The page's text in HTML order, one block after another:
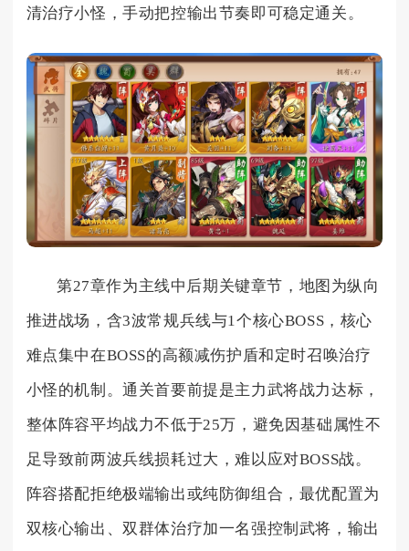
清治疗小怪，手动把控输出节奏即可稳定通关。
第27章作为主线中后期关键章节，地图为纵向
推进战场，含3波常规兵线与1个核心BOSS，核心
难点集中在BOSS的高额减伤护盾和定时召唤治疗
小怪的机制。通关首要前提是主力武将战力达标，
整体阵容平均战力不低于25万，避免因基础属性不
足导致前两波兵线损耗过大，难以应对BOSS战。
阵容搭配拒绝极端输出或纯防御组合，最优配置为
双核心输出、双群体治疗加一名强控制武将，输出